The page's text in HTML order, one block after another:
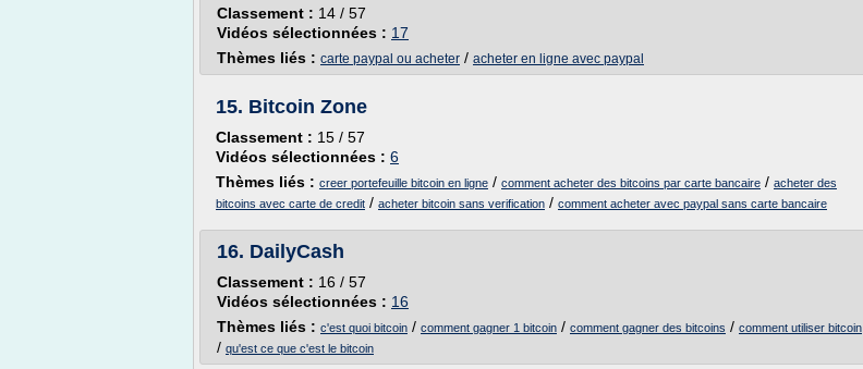
Classement : 14 / 57
Vidéos sélectionnées : 17
Thèmes liés : carte paypal ou acheter / acheter en ligne avec paypal
15. Bitcoin Zone
Classement : 15 / 57
Vidéos sélectionnées : 6
Thèmes liés : creer portefeuille bitcoin en ligne / comment acheter des bitcoins par carte bancaire / acheter des
bitcoins avec carte de credit / acheter bitcoin sans verification / comment acheter avec paypal sans carte bancaire
16. DailyCash
Classement : 16 / 57
Vidéos sélectionnées : 16
Thèmes liés : c'est quoi bitcoin / comment gagner 1 bitcoin / comment gagner des bitcoins / comment utiliser bitcoin
/ qu'est ce que c'est le bitcoin